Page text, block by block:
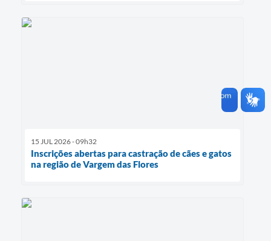
15 JUL 2026 - 09h32
Inscrições abertas para castração de cães e gatos
na região de Vargem das Flores